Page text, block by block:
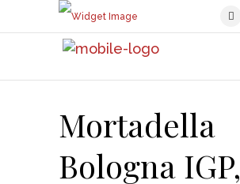
Mortadella
Bologna IGP,